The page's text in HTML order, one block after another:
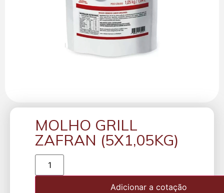
MOLHO GRILL
ZAFRAN (5X1,05KG)
Adicionar a cotação